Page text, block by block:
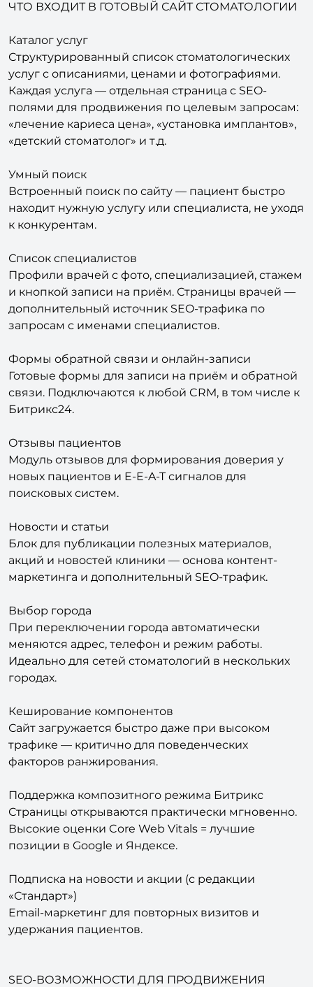
ЧТО ВХОДИТ В ГОТОВЫЙ САЙТ СТОМАТОЛОГИИ
Каталог услуг
Структурированный список стоматологических
услуг с описаниями, ценами и фотографиями.
Каждая услуга — отдельная страница с SEO-
полями для продвижения по целевым запросам:
«лечение кариеса цена», «установка имплантов»,
«детский стоматолог» и т.д.
Умный поиск
Встроенный поиск по сайту — пациент быстро
находит нужную услугу или специалиста, не уходя
к конкурентам.
Список специалистов
Профили врачей с фото, специализацией, стажем
и кнопкой записи на приём. Страницы врачей —
дополнительный источник SEO-трафика по
запросам с именами специалистов.
Формы обратной связи и онлайн-записи
Готовые формы для записи на приём и обратной
связи. Подключаются к любой CRM, в том числе к
Битрикс24.
Отзывы пациентов
Модуль отзывов для формирования доверия у
новых пациентов и E-E-A-T сигналов для
поисковых систем.
Новости и статьи
Блок для публикации полезных материалов,
акций и новостей клиники — основа контент-
маркетинга и дополнительный SEO-трафик.
Выбор города
При переключении города автоматически
меняются адрес, телефон и режим работы.
Идеально для сетей стоматологий в нескольких
городах.
Кеширование компонентов
Сайт загружается быстро даже при высоком
трафике — критично для поведенческих
факторов ранжирования.
Поддержка композитного режима Битрикс
Страницы открываются практически мгновенно.
Высокие оценки Core Web Vitals = лучшие
позиции в Google и Яндексе.
Подписка на новости и акции (с редакции
«Стандарт»)
Email-маркетинг для повторных визитов и
удержания пациентов.
SEO-ВОЗМОЖНОСТИ ДЛЯ ПРОДВИЖЕНИЯ